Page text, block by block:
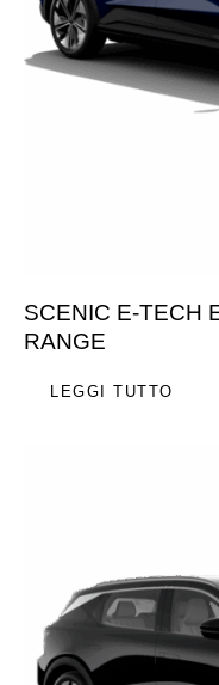
SCENIC E-TECH
RANGE
LEGGI TUTTO